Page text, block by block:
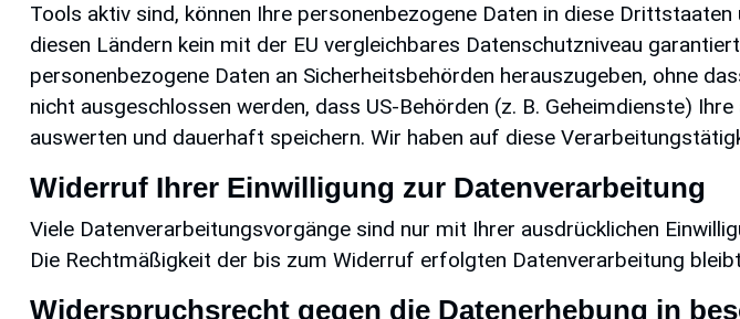
Tools aktiv sind, können Ihre personenbezogene Daten in diese
diesen Ländern kein mit der EU vergleichbares Datenschutzniveau
personenbezogene Daten an Sicherheitsbehörden herauszugeben, ohne
nicht ausgeschlossen werden, dass US-Behörden (z. B. Geheimdienste)
auswerten und dauerhaft speichern. Wir haben auf diese
Widerruf Ihrer Einwilligung zur Datenverarbeitung
Viele Datenverarbeitungsvorgänge sind nur mit Ihrer ausdrücklichen
Die Rechtmäßigkeit der bis zum Widerruf erfolgten Datenverarbeitung
Widerspruchsrecht gegen die Datenerhebung in